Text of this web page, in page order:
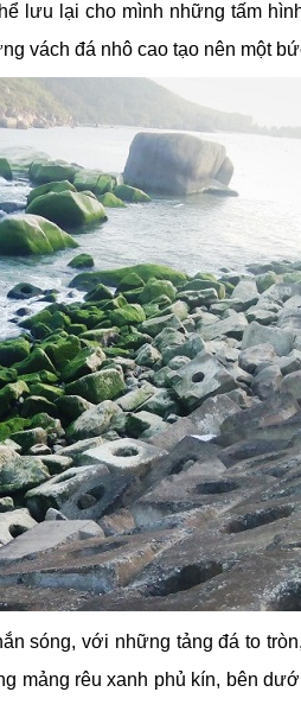
lưu lại cho mình những tấm
vách đá nhô cao tạo nên một
sóng, với những tảng đá to
mảng rêu xanh phủ kín, bên